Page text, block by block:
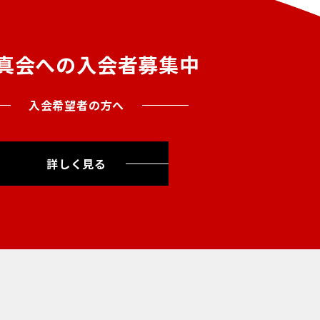
会への入会者募集中
入会希望者の方へ
詳しく見る